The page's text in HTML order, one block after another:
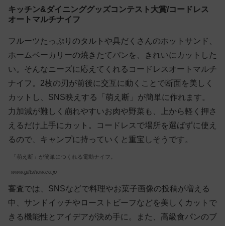
キッチン&ダイニンググッズコンテスト大賞/コードレス
オートマルチナイフ
フルーツたっぷりのタルトや具だくさんのホットサンド、
ホームベーカリーの焼きたてパンを、きれいにカットした
い。そんなニーズに応えてくれるコードレスオートマルチ
ナイフ。2枚の刃が前後に交互に動くことで断面を美しく
カットし、SNS映えする「萌え断」が簡単に作れます。
力加減が難しく崩れやすいお肉や野菜も、上から軽く押さ
えるだけ上手にカット。コードレスで場所を選ばずに使え
るので、キャンプに持っていくと重宝しそうです。
「萌え断」が簡単につくれる電動ナイフ。
www.giftshow.co.jp
審査では、SNSなどで料理やお菓子画像の投稿が増える
中、サンドイッチやローストビーフなどを美しくカットで
きる機能性とアイデアが決め手に。また、高級食パンのブ